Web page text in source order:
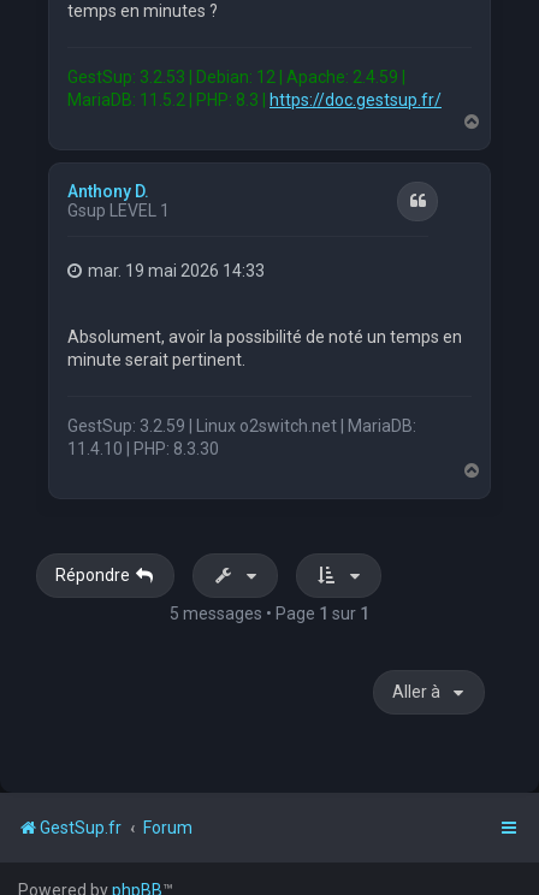
temps en minutes ?
GestSup: 3.2.53 | Debian: 12 | Apache: 2.4.59 |
MariaDB: 11.5.2 | PHP: 8.3 |
https://doc.gestsup.fr/
a
Anthony D.
Gsup LEVEL 1
Citation
mar. 19 mai 2026 14:33
Absolument, avoir la possibilité de noté un temps en
minute serait pertinent.
GestSup: 3.2.59 | Linux o2switch.net | MariaDB:
11.4.10 | PHP: 8.3.30
a
Répondre
5 messages • Page 1 sur 1
Aller à
GestSup.fr Forum
Powered byphpBB™